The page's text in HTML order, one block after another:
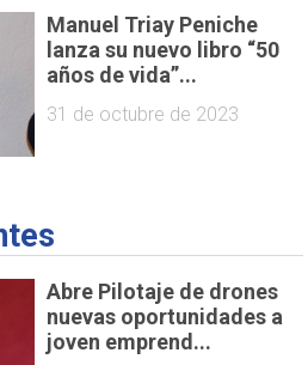
Manuel Triay Peniche
lanza su nuevo libro “50
años de vida”...
31 de octubre de 2023
Abre Pilotaje de drones
nuevas oportunidades a
joven emprend...